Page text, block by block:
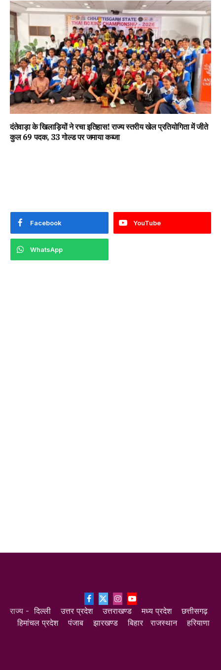
दंतेवाड़ा के खिलाड़ियों ने रचा इतिहास! राज्य स्तरीय खेल प्रतियोगिता में जीते
कुल 69 पदक, 33 गोल्ड पर जमाया कब्जा
Facebook YouTube
WhatsApp
Facebook
X
(Twitter)
InstagramYouTube
राज्य -दिल्ली उत्तर प्रदेश उत्तराखण्ड मध्य प्रदेश
छत्तीसगढ़
हिमांचल प्रदेश
पंजाब झारखण्ड बिहार राजस्थान हरियाणा